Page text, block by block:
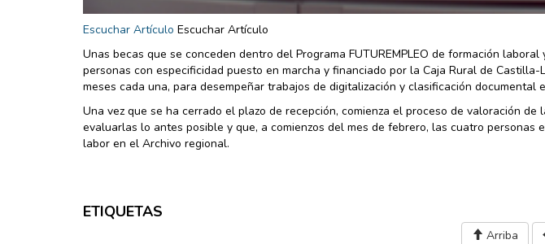
Escuchar Artículo Escuchar Artículo
Unas becas que se conceden dentro del Programa FUTUREMPLEO de formación
personas con especificidad puesto en marcha y financiado por la Caja Rural de Castilla-
meses cada una, para desempeñar trabajos de digitalización y clasificación documental
Una vez que se ha cerrado el plazo de recepción, comienza el proceso de valoración
evaluarlas lo antes posible y que, a comienzos del mes de febrero, las cuatro personas
labor en el Archivo regional.
ETIQUETAS
Arriba